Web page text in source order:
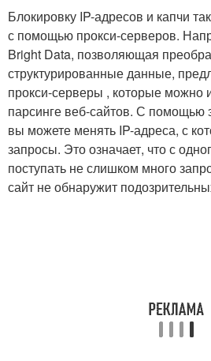
Блокировку IP-адресов и капчи
с помощью прокси-серверов.
Bright Data, позволяющая
структурированные данные,
прокси-серверы , которые можно
парсинге веб-сайтов. С помощью
вы можете менять IP-адреса, с
запросы. Это означает, что с
поступать не слишком много
сайт не обнаружит